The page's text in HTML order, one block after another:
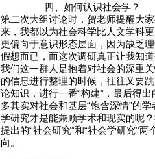
四、如何认识社会学？
第二次大组讨论时，贺老师提醒大
来，我都以为社会科学比人文学科
更偏向于意识形态层面，因为缺乏
假想而已，而这次调研真正让我知
我们这一群人是抱着对社会的深重
的信息进行整理的时候，往往又要
论知识，进行一番“构建”，最后得
多其实对社会和基层“饱含深情”的
学研究才是能兼顾学术和现实的呢
提出的“社会研究”和“社会学研究”
向。